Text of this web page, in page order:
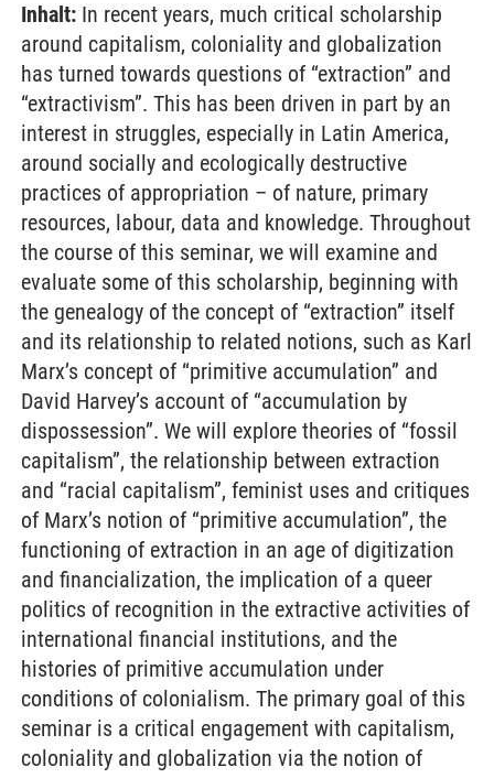
Inhalt: In recent years, much critical scholarship
around capitalism, coloniality and globalization
has turned towards questions of “extraction” and
“extractivism”. This has been driven in part by an
interest in struggles, especially in Latin America,
around socially and ecologically destructive
practices of appropriation – of nature, primary
resources, labour, data and knowledge. Throughout
the course of this seminar, we will examine and
evaluate some of this scholarship, beginning with
the genealogy of the concept of “extraction” itself
and its relationship to related notions, such as Karl
Marx’s concept of “primitive accumulation” and
David Harvey’s account of “accumulation by
dispossession”. We will explore theories of “fossil
capitalism”, the relationship between extraction
and “racial capitalism”, feminist uses and critiques
of Marx’s notion of “primitive accumulation”, the
functioning of extraction in an age of digitization
and financialization, the implication of a queer
politics of recognition in the extractive activities of
international financial institutions, and the
histories of primitive accumulation under
conditions of colonialism. The primary goal of this
seminar is a critical engagement with capitalism,
coloniality and globalization via the notion of